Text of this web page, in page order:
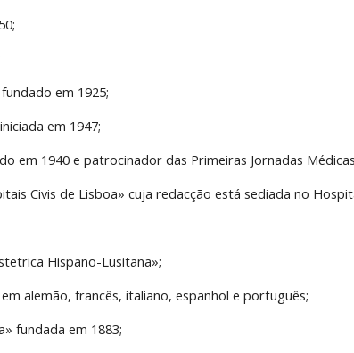
em 1925;
em 1947;
em 1940 e patrocinador das Primeiras Jornadas
Civis de Lisboa» cuja redacção está sediada no
Hispano-Lusitana»;
alemão, francês, italiano, espanhol e português;
fundada em 1883;